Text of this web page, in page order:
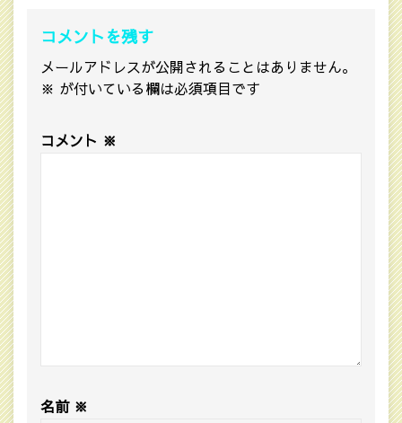
コメントを残す
メールアドレスが公開されることはありません。
※ が付いている欄は必須項目です
コメント ※
名前 ※